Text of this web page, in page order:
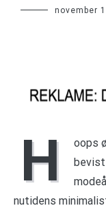
november
H
oops
bevist
nutidens